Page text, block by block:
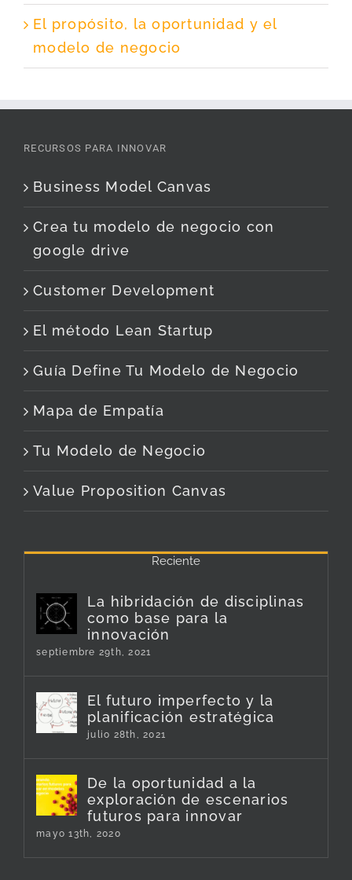
El propósito, la oportunidad y el
modelo de negocio
RECURSOS PARA INNOVAR
Business Model Canvas
Crea tu modelo de negocio con
google drive
Customer Development
El método Lean Startup
Guía Define Tu Modelo de Negocio
Mapa de Empatía
Tu Modelo de Negocio
Value Proposition Canvas
Reciente
La hibridación de disciplinas
como base para la
innovación
septiembre 29th, 2021
El futuro imperfecto y la
planificación estratégica
julio 28th, 2021
De la oportunidad a la
exploración de escenarios
futuros para innovar
mayo 13th, 2020